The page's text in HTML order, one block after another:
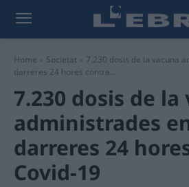
Home Societat
7.230 dosis de la vacuna
darreres 24 hores contra...
7.230 dosis de la
administrades
darreres 24
Covid-19